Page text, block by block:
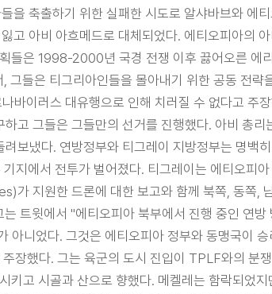
축출하기 위한 실패한 시도로 알샤바브와 에
아비 아흐메드로 대체되었다. 에티오피아의
들은 1998-2000년 국경 전쟁 이후 끓어오른 에
들은 티그리아인들을 몰아내기 위한 공동 전
바이러스 대유행으로 인해 치러질 수 없다고 주
고 그들은 그들만의 선거를 진행했다. 아비 총
냈다. 연방정부와 티그레이 지방정부는 명백
에서 전투가 벌어졌다. 티그레이는 에티오피
지원한 드론에 대한 보고와 함께 북쪽, 동쪽,
윗에서 "에티오피아 북부에서 진행 중인 연방
니었다. 그것은 에티오피아 정부와 동맹국이
장했다. 그는 육군의 도시 진입이 TPLF와의 분
고 시골과 산으로 향했다. 메켈레는 함락되었